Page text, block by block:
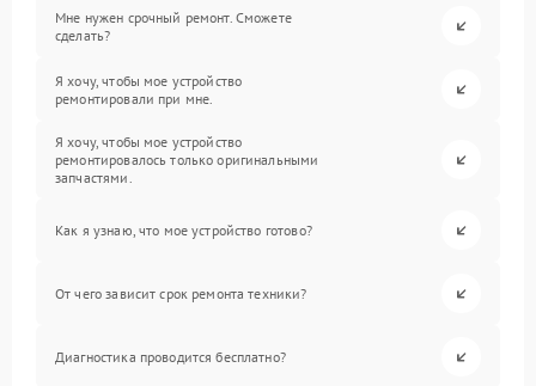
Мне нужен срочный ремонт. Сможете
сделать?
Я хочу, чтобы мое устройство
ремонтировали при мне.
Я хочу, чтобы мое устройство
ремонтировалось только оригинальными
запчастями.
Как я узнаю, что мое устройство готово?
От чего зависит срок ремонта техники?
Диагностика проводится бесплатно?